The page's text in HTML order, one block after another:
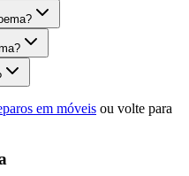
em móveis ou volte para